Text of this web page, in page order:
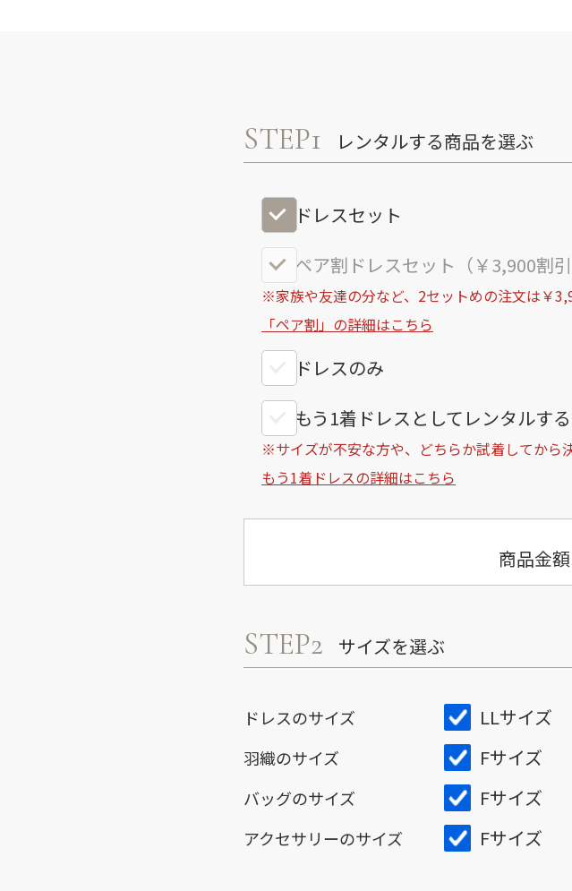
STEP1 レンタルする商品を選ぶ
ドレスセット
ペア割ドレスセット（￥3,900割引
※家族や友達の分など、2セットめの注文は￥
「ペア割」の詳細はこちら
ドレスのみ
もう1着ドレスとしてレンタルする
※サイズが不安な方や、どちらか試着してから
もう1着ドレスの詳細はこちら
商品金額
STEP2 サイズを選ぶ
ドレスのサイズ LLサイズ
羽織のサイズ Fサイズ
バッグのサイズ Fサイズ
アクセサリーのサイズ Fサイズ